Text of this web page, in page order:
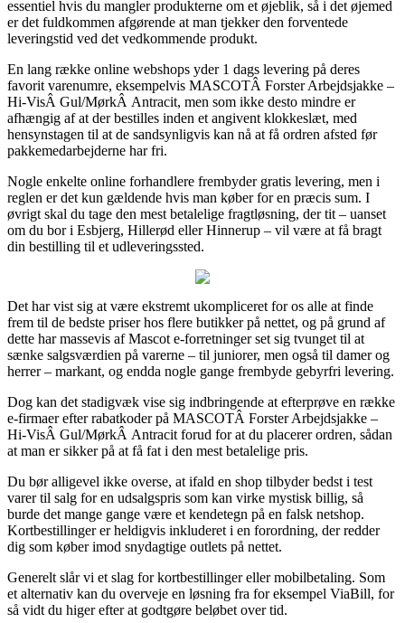
essentiel hvis du mangler produkterne om et øjeblik, så i det øjemed
er det fuldkommen afgørende at man tjekker den forventede
leveringstid ved det vedkommende produkt.
En lang række online webshops yder 1 dags levering på deres
favorit varenumre, eksempelvis MASCOTÂ Forster Arbejdsjakke –
Hi-VisÂ Gul/MørkÂ Antracit, men som ikke desto mindre er
afhængig af at der bestilles inden et angivent klokkeslæt, med
hensynstagen til at de sandsynligvis kan nå at få ordren afsted før
pakkemedarbejderne har fri.
Nogle enkelte online forhandlere frembyder gratis levering, men i
reglen er det kun gældende hvis man køber for en præcis sum. I
øvrigt skal du tage den mest betalelige fragtløsning, der tit – uanset
om du bor i Esbjerg, Hillerød eller Hinnerup – vil være at få bragt
din bestilling til et udleveringssted.
Det har vist sig at være ekstremt ukompliceret for os alle at finde
frem til de bedste priser hos flere butikker på nettet, og på grund af
dette har massevis af Mascot e-forretninger set sig tvunget til at
sænke salgsværdien på varerne – til juniorer, men også til damer og
herrer – markant, og endda nogle gange frembyde gebyrfri levering.
Dog kan det stadigvæk vise sig indbringende at efterprøve en række
e-firmaer efter rabatkoder på MASCOTÂ Forster Arbejdsjakke –
Hi-VisÂ Gul/MørkÂ Antracit forud for at du placerer ordren, sådan
at man er sikker på at få fat i den mest betalelige pris.
Du bør alligevel ikke overse, at ifald en shop tilbyder bedst i test
varer til salg for en udsalgspris som kan virke mystisk billig, så
burde det mange gange være et kendetegn på en falsk netshop.
Kortbestillinger er heldigvis inkluderet i en forordning, der redder
dig som køber imod snydagtige outlets på nettet.
Generelt slår vi et slag for kortbestillinger eller mobilbetaling. Som
et alternativ kan du overveje en løsning fra for eksempel ViaBill, for
så vidt du higer efter at godtgøre beløbet over tid.